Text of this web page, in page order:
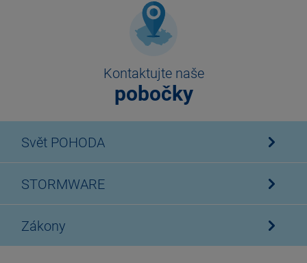
Kontaktujte naše
pobočky
Svět POHODA
STORMWARE
Zákony